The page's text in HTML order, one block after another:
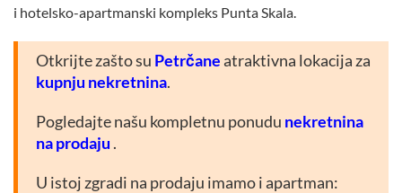
i hotelsko-apartmanski kompleks Punta Skala.
Otkrijte zašto su Petrčaneatraktivna lokacija za
kupnju nekretnina.
Pogledajte našu kompletnu ponudu nekretnina
na prodaju .
U istoj zgradi na prodaju imamo i apartman: